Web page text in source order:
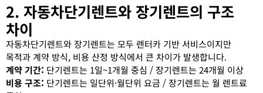
2. 자동차단기렌트와 장기렌트의 구조
차이
자동차단기렌트와 장기렌트는 모두 렌터카 기반 서비스이지만
목적과 계약 방식, 비용 산정 방식에서 큰 차이가 발생합니다.
계약 기간: 단기렌트는 1일~1개월 중심 / 장기렌트는 24개월 이상
비용 구조: 단기렌트는 일단위·월단위 요금 / 장기렌트는 월 렌트료